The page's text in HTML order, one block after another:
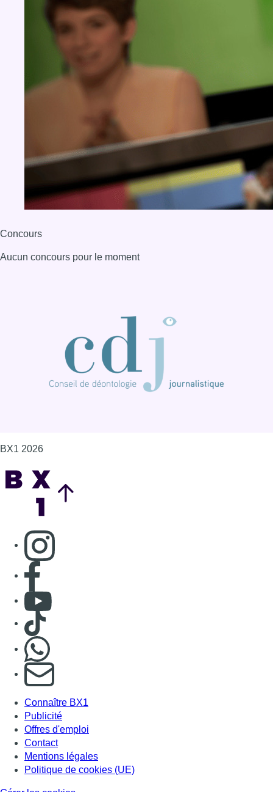
Concours
Aucun concours pour le moment
BX1 2026
Consulter page Instagram
Consulter page Facebook
Consulter Youtube
Consulter TikTok
S'abonner à notre newsletter
Connaître BX1
Publicité
Offres d'emploi
Contact
Mentions légales
Politique de cookies (UE)